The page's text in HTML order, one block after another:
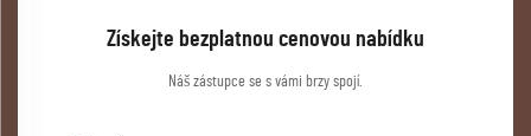
Získejte bezplatnou cenovou nabídku
Náš zástupce se s vámi brzy spojí.